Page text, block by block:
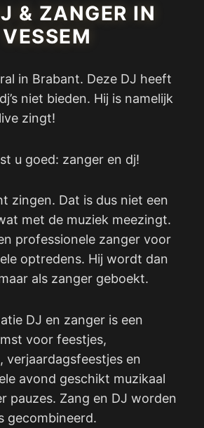
& ZANGER IN
VESSEM
in Brabant. Deze DJ heeft
niet bieden. Hij is namelijk
zingt!
u goed: zanger en dj!
zingen. Dat is dus niet een
met de muziek meezingt.
professionele zanger voor
optredens. Hij wordt dan
als zanger geboekt.
DJ en zanger is een
voor feestjes,
verjaardagsfeestjes en
avond geschikt muzikaal
pauzes. Zang en DJ worden
gecombineerd.